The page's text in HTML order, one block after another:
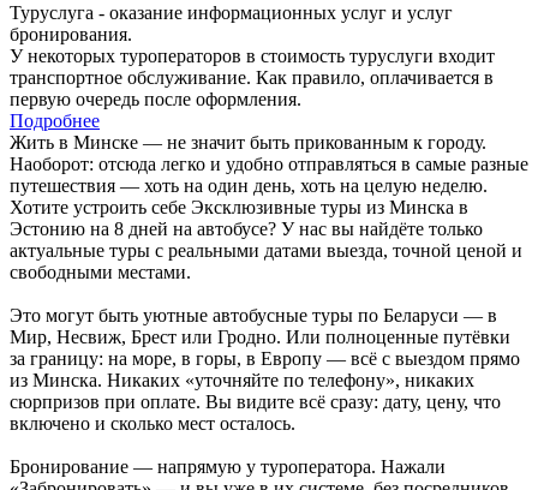
Туруслуга - оказание информационных услуг и услуг
бронирования.
У некоторых туроператоров в стоимость туруслуги входит
транспортное обслуживание. Как правило, оплачивается в
первую очередь после оформления.
Подробнее
Жить в Минске — не значит быть прикованным к городу.
Наоборот: отсюда легко и удобно отправляться в самые разные
путешествия — хоть на один день, хоть на целую неделю.
Хотите устроить себе Эксклюзивные туры из Минска в
Эстонию на 8 дней на автобусе? У нас вы найдёте только
актуальные туры с реальными датами выезда, точной ценой и
свободными местами.
Это могут быть уютные автобусные туры по Беларуси — в
Мир, Несвиж, Брест или Гродно. Или полноценные путёвки
за границу: на море, в горы, в Европу — всё с выездом прямо
из Минска. Никаких «уточняйте по телефону», никаких
сюрпризов при оплате. Вы видите всё сразу: дату, цену, что
включено и сколько мест осталось.
Бронирование — напрямую у туроператора. Нажали